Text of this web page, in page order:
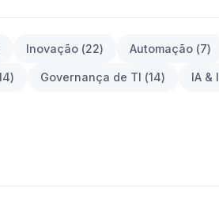
Inovação (22) Automação (7)
) Governança de TI (14) IA &